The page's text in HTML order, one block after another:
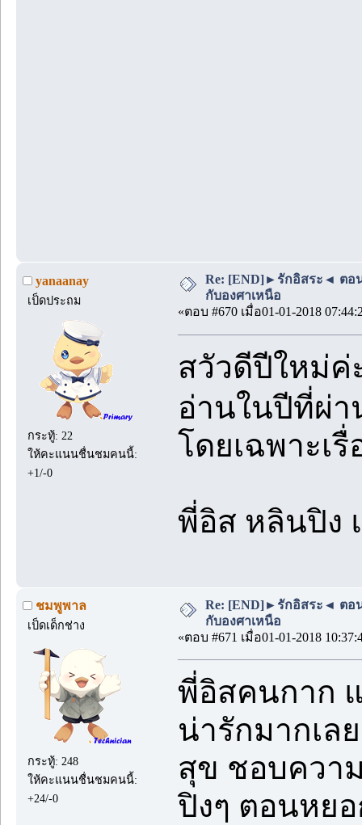
yanaanay
เป็ดประถม
กระทู้: 22
ให้คะแนนชื่นชมคนนี้:
+1/-0
Re: [END]►รักอิสระ◄ ตอ
กับองศาเหนือ
«ตอบ #670 เมื่อ01-01-2018
สวัวดีปีใหม่
อ่านในปีที่ผ่
โดยเฉพาะเ
พี่อิส หลินปิง
ชมพูพาล
เป็ดเด็กช่าง
กระทู้: 248
ให้คะแนนชื่นชมคนนี้:
+24/-0
Re: [END]►รักอิสระ◄ ตอ
กับองศาเหนือ
«ตอบ #671 เมื่อ01-01-2018
พี่อิสคนกาก
น่ารักมากเล
สุข ชอบควา
ปิงๆ ตอนหย